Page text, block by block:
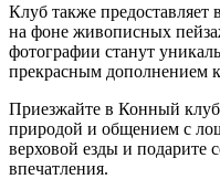
Клуб также предоставляет
на фоне живописных
фотографии станут
прекрасным дополнением
Приезжайте в Конный клуб
природой и общением с
верховой езды и подарите
впечатления.